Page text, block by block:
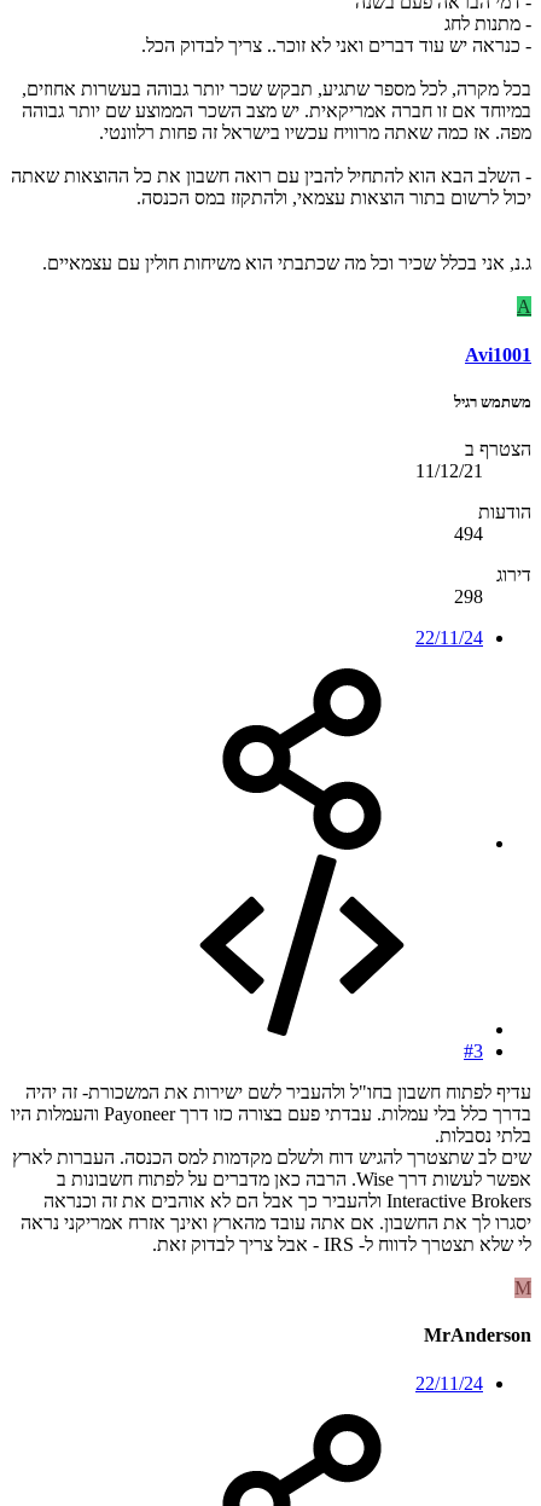
- מתנות לחג
- כנראה יש עוד דברים ואני לא זוכר.. צריך לבדוק הכל.
בכל מקרה, לכל מספר שתגיע, תבקש שכר יותר גבוהה בעשרות אחוזים,
במיוחד אם זו חברה אמריקאית. יש מצב השכר הממוצע שם יותר גבוהה
מפה. אז כמה שאתה מרוויח עכשיו בישראל זה פחות רלוונטי.
- השלב הבא הוא להתחיל להבין עם רואה חשבון את כל ההוצאות שאתה
יכול לרשום בתור הוצאות עצמאי, ולהתקזז במס הכנסה.
ג.נ, אני בכלל שכיר וכל מה שכתבתי הוא משיחות חולין עם עצמאיים.
A
Avi1001
משתמש רגיל
הצטרף ב
11/12/21
הודעות
494
דירוג
298
22/11/24
#3
עדיף לפתוח חשבון בחו"ל ולהעביר לשם ישירות את המשכורת- זה יהיה
בדרך כלל בלי עמלות. עבדתי פעם בצורה כזו דרך Payoneer והעמלות היו
בלתי נסבלות.
שים לב שתצטרך להגיש דוח ולשלם מקדמות למס הכנסה. העברות לארץ
אפשר לעשות דרך Wise. הרבה כאן מדברים על לפתוח חשבונות ב
Interactive Brokers ולהעביר כך אבל הם לא אוהבים את זה וכנראה
יסגרו לך את החשבון. אם אתה עובד מהארץ ואינך אזרח אמריקני נראה
לי שלא תצטרך לדווח ל- IRS - אבל צריך לבדוק זאת.
M
MrAnderson
22/11/24